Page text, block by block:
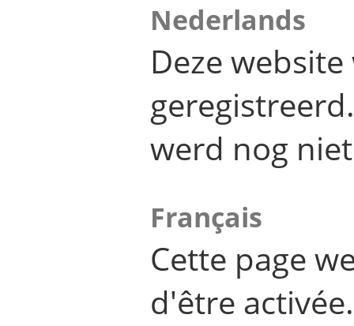
Nederlands
Deze
werd nog
Français
Cette page
d'être